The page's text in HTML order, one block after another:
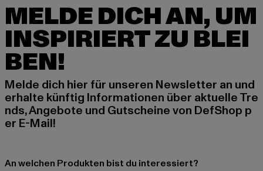
MELDE DICH AN, UM
INSPIRIERT ZU BLEI
BEN!
Melde dich hier für unseren Newsletter an und
erhalte künftig Informationen über aktuelle Tre
nds, Angebote und Gutscheine von DefShop p
er E-Mail!
An welchen Produkten bist du interessiert?